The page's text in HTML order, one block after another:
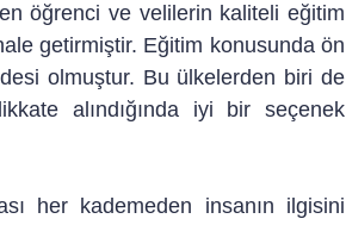
öğrenci ve velilerin kaliteli eğitim
getirmiştir. Eğitim konusunda ön
olmuştur. Bu ülkelerden biri de
alındığında iyi bir seçenek
her kademeden insanın ilgisini